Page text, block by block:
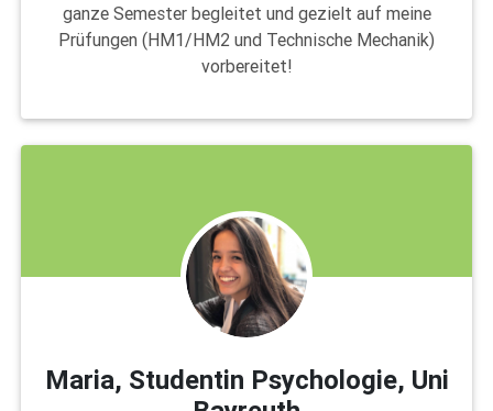
ganze Semester begleitet und gezielt auf meine
Prüfungen (HM1/HM2 und Technische Mechanik)
vorbereitet!
Maria, Studentin Psychologie, Uni